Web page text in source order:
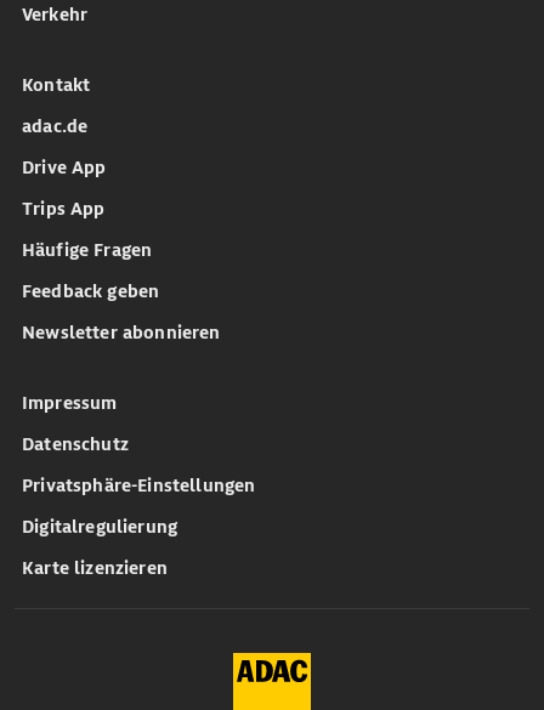
Verkehr
Kontakt
adac.de
Drive App
Trips App
Häufige Fragen
Feedback geben
Newsletter abonnieren
Impressum
Datenschutz
Privatsphäre-Einstellungen
Digitalregulierung
Karte lizenzieren